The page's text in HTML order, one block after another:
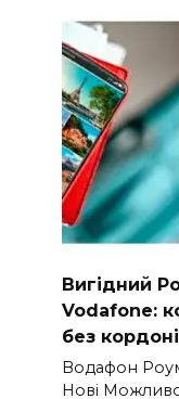
Вигідний
Vodafone:
без
Водафон
Нові